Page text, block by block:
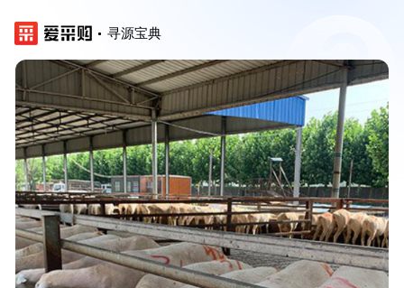
寻源宝典